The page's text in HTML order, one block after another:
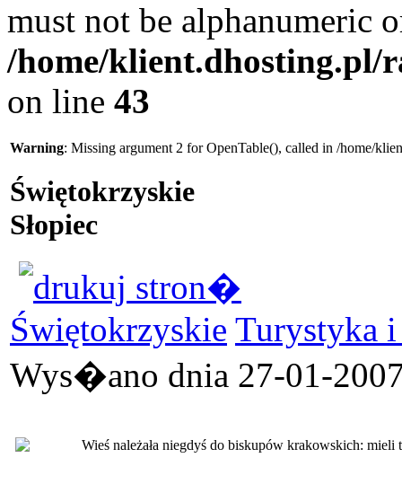
must not be alphanumeric
/home/klient.dhosting.pl/
on line 43
Warning: Missing argument 2 for OpenTable(), called in /home/
Świętokrzyskie
Słopiec
Świętokrzyskie Turystyka i
Wys�ano dnia 27-01-
Wieś należała niegdyś do biskupów krakowskich: